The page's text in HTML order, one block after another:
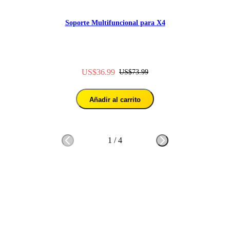
Soporte Multifuncional para X4
US$36.99 US$73.99
Añadir al carrito
1 /4